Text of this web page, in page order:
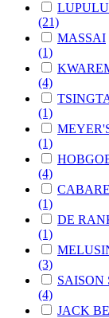
(21)
MASSAI
(1)
(4)
(1)
(1)
(4)
(1)
DE
(1)
(3)
SAISON
(4)
JACK